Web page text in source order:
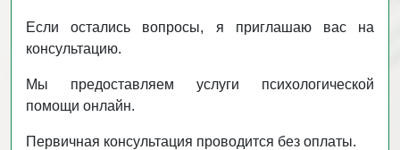
Если остались вопросы, я приглашаю вас на
консультацию.
Мы предоставляем услуги психологической
помощи онлайн.
Первичная консультация проводится без оплаты.